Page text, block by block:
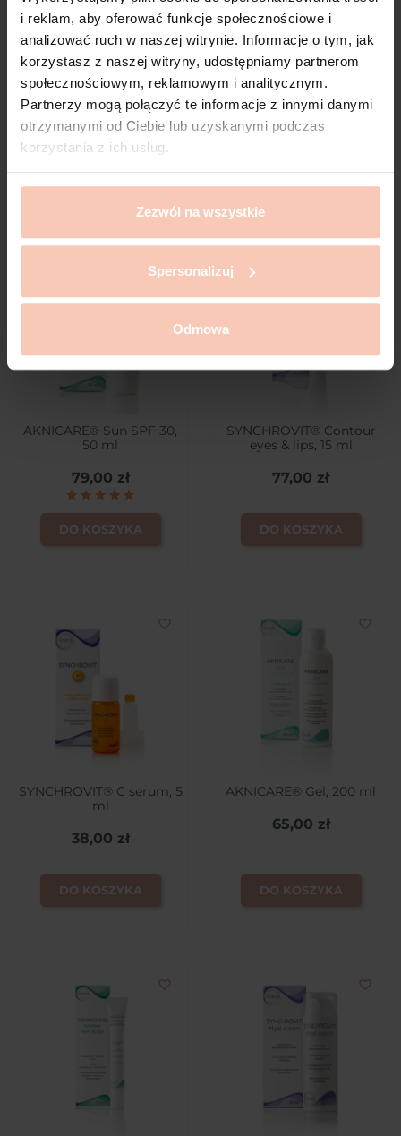
i reklam, aby oferować funkcje społecznościowe i
analizować ruch w naszej witrynie. Informacje o tym, jak
korzystasz z naszej witryny, udostępniamy partnerom
społecznościowym, reklamowym i analitycznym.
Partnerzy mogą połączyć te informacje z innymi danymi
otrzymanymi od Ciebie lub uzyskanymi podczas
korzystania z ich usług.
Zezwól na wszystkie
Spersonalizuj
Odmowa
Zobacz produkty z kategorii
Klienci, którzy zakupili ten
produkt, kupili również:
AKNICARE® Sun SPF 30,
50 ml
79,00 zł
DO KOSZYKA
SYNCHROVIT® Contour
eyes & lips, 15 ml
77,00 zł
DO KOSZYKA
SYNCHROVIT® C serum, 5
ml
38,00 zł
DO KOSZYKA
favorite_border
AKNICARE® Gel, 200 ml
65,00 zł
DO KOSZYKA
favorite_border
favorite_border favorite_border